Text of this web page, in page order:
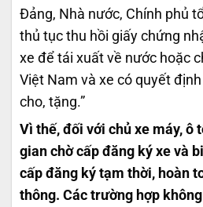
Đảng, Nhà nước, Chính phủ
thủ tục thu hồi giấy chứng
xe để tái xuất về nước hoặc
Việt Nam và xe có quyết
cho, tặng.”
Vì thế, đối với chủ xe máy, ô
gian chờ cấp đăng ký xe và
cấp đăng ký tạm thời, hoàn
thông. Các trường hợp